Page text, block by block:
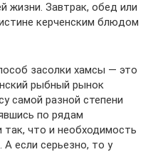
жизни. Завтрак, обед или
керченским блюдом
засолки хамсы — это
рыбный рынок
самой разной степени
по рядам
что и необходимость
если серьезно, то у